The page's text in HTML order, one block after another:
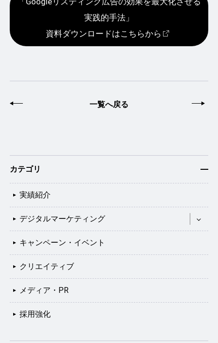
実践的手法」
資料ダウンロードはこちらから
一覧へ戻る
カテゴリ
実績紹介
デジタルマーケティング
キャンペーン・イベント
クリエイティブ
メディア・PR
採用強化